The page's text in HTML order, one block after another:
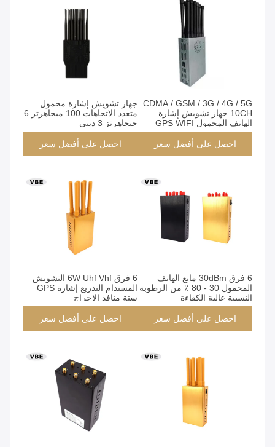
CDMA / GSM / 3G / 4G / 5G
10CH جهاز تشويش إشارة
الهاتف المحمول GPS WIFI
15m
احصل على أفضل سعر
جهاز تشويش إشارة محمول
متعدد الاتجاهات 100 ميجاهرتز 6
جيجاهرتز 3 ديبي
احصل على أفضل سعر
6 فرق 30dBm مانع الهاتف
المحمول 30 - 80 ٪ من الرطوبة
النسبية عالية الكفاءة
احصل على أفضل سعر
6 فرق 6W Uhf Vhf التشويش
المستدام التدريع إشارة GPS
ستة منافذ الإخراج
احصل على أفضل سعر